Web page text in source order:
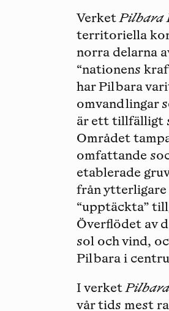
Verket Pilbara
territoriella
norra delarna
“nationens
har Pilbara
omvandlingar
är ett tillfälligt
Området
omfattande
etablerade
från ytterligare
“upptäckta”
Överflödet av
sol och vind,
Pilbara i
I verket
vår tids mest